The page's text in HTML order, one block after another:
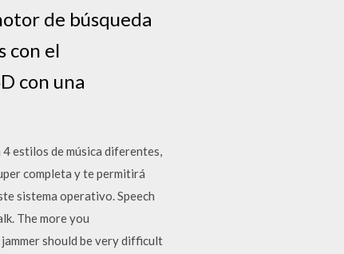
de búsqueda
con el
con una
estilos de música diferentes,
completa y te permitirá
sistema operativo. Speech
The more you
should be very difficult